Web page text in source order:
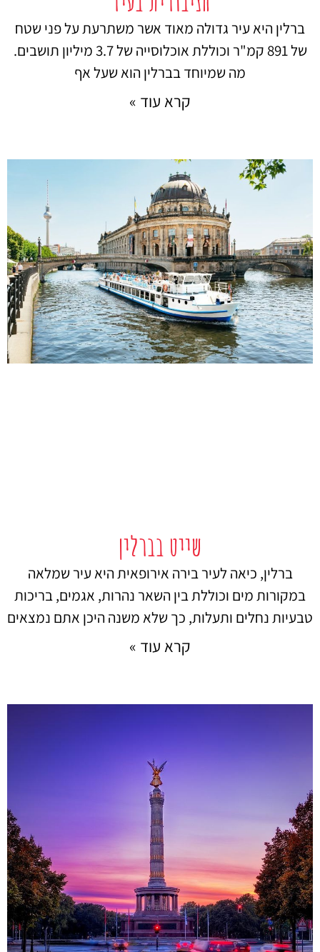
ברלין היא עיר גדולה מאוד אשר משתרעת על פני שטח
של 891 קמ"ר וכוללת אוכלוסייה של 3.7 מיליון תושבים.
מה שמיוחד בברלין הוא שעל אף
קרא עוד »
שייט בברלין
ברלין, כיאה לעיר בירה אירופאית היא עיר שמלאה
במקורות מים וכוללת בין השאר נהרות, אגמים, בריכות
טבעיות נחלים ותעלות, כך שלא משנה היכן אתם נמצאים
קרא עוד »